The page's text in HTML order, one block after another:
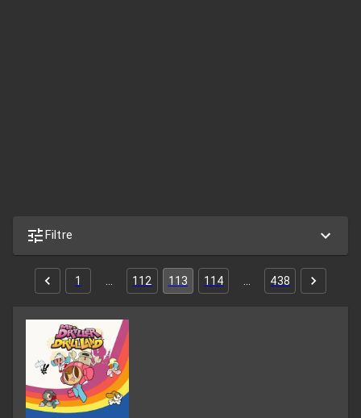
Filtre
1 112 113 114 438